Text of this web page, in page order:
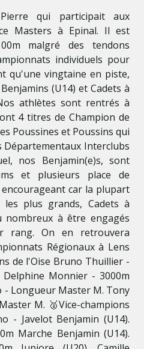
qui participait aux
Masters à Epinal. Il est
malgré des tendons
individuels pour
qu'une vingtaine en piste,
(U14) et Cadets à
athlètes sont rentrés à
4 titres de Champion de
Poussines et Poussins qui
Départementaux Interclubs
nos Benjamin(e)s, sont
et plusieurs place de
car la plupart
plus grands, Cadets à
nombreux à être engagés
rang. On en retrouvera
Régionaux à Lens
de l'Oise Bruno Thuillier -
Delphine Monnier - 3000m
- Longueur Master M. Tony
M. 🥈Vice-champions
- Javelot Benjamin (U14).
Marche Benjamin (U14).